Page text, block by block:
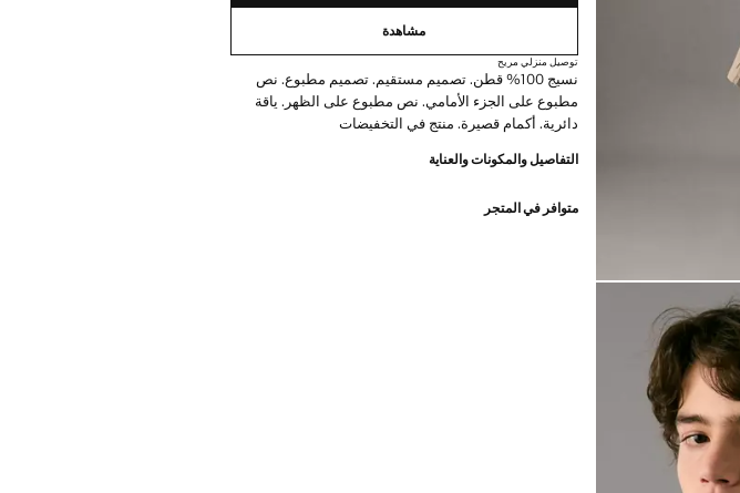
مشاهدة
توصيل منزلي مريح
نسيج 100% قطن. تصميم مستقيم. تصميم مطبوع. نص
مطبوع على الجزء الأمامي. نص مطبوع على الظهر. ياقة
دائرية. أكمام قصيرة. منتج في التخفيضات
التفاصيل والمكونات والعناية
متوافر في المتجر